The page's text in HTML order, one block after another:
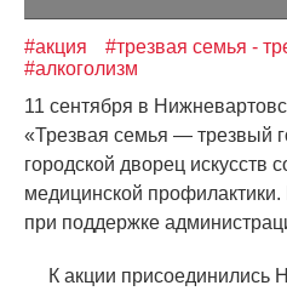
#акция
#трезвая семья -
#алкоголизм
11 сентября в
«Трезвая семья — трезвый
городской дворец искусств
медицинской
при поддержке
К акции присоединились